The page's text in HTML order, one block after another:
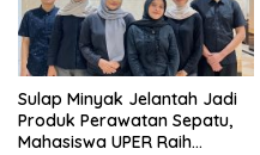
Sulap Minyak Jelantah Jadi
Produk Perawatan Sepatu,
Mahasiswa UPER Raih